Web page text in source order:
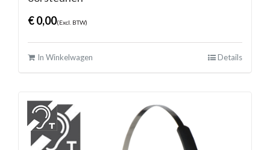
€0,00(Excl. BTW)
In Winkelwagen Details